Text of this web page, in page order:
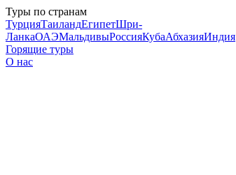
Туры по странам
ТурцияТаиландЕгипетШри-
ЛанкаОАЭМальдивыРоссияКубаАбхазияИндия
Горящие туры
О нас